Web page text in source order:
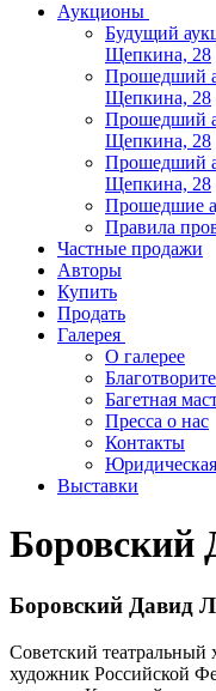
Аукционы
Будущий
Щепкина, 28
Прошедший
Щепкина, 28
Прошедший
Щепкина, 28
Прошедший
Щепкина, 28
Прошедшие
Правила
Частные продажи
Авторы
Купить
Продать
Галерея
О галерее
Багетная
Пресса о нас
Контакты
Выставки
Боровский
Боровский Давид
Советский
художник Российской